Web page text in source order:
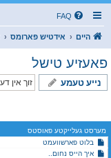
FAQ
היים אידטיש פארומס
פאעזיע טישל
נייע טעמע
מערסט געלייקטע פאוסטס
בלוט פארשוועמט
איך הייס נחום..